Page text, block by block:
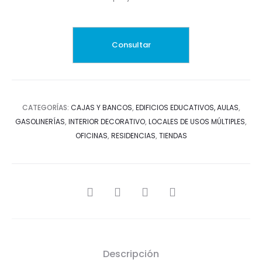
CATEGORÍAS: CAJAS Y BANCOS, EDIFICIOS EDUCATIVOS, AULAS,
GASOLINERÍAS, INTERIOR DECORATIVO, LOCALES DE USOS MÚLTIPLES,
OFICINAS, RESIDENCIAS, TIENDAS
SHARE
Descripción